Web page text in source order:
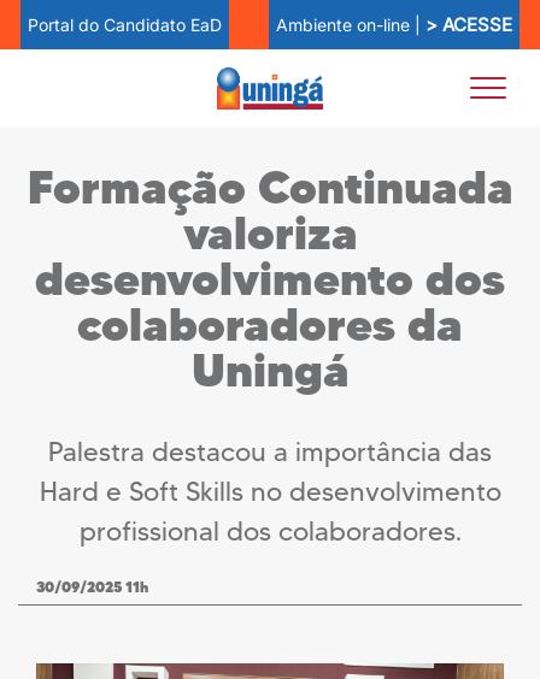
Portal do Candidato EaD Ambiente on-line | > ACESSE
Formação Continuada
valoriza
desenvolvimento dos
colaboradores da
Uningá
Palestra destacou a importância das
Hard e Soft Skills no desenvolvimento
profissional dos colaboradores.
30/09/2025 11h